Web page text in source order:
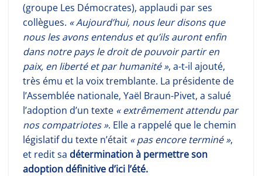
(groupe Les Démocrates), applaudi par ses
collègues. « Aujourd’hui, nous leur disons que
nous les avons entendus et qu’ils auront enfin
dans notre pays le droit de pouvoir partir en
paix, en liberté et par humanité », a-t-il ajouté,
très ému et la voix tremblante. La présidente de
l’Assemblée nationale, Yaël Braun-Pivet, a salué
l’adoption d’un texte « extrêmement attendu par
nos compatriotes ». Elle a rappelé que le chemin
législatif du texte n’était « pas encore terminé »,
et redit sa détermination à permettre son
adoption définitive d’ici l’été.